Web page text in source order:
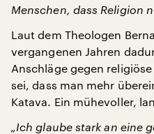
Menschen, dass Religion
Laut dem Theologen
vergangenen Jahren
Anschläge gegen
sei, dass man mehr
Katava. Ein mühevoller,
„Ich glaube stark an eine